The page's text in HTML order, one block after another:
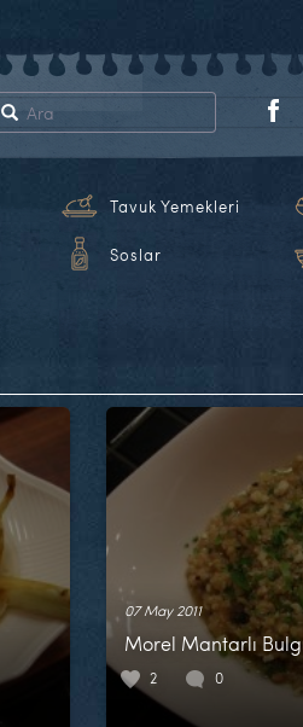
Tavuk Yemekleri
Soslar
07 May 2011
Morel Mantarlı
2 0